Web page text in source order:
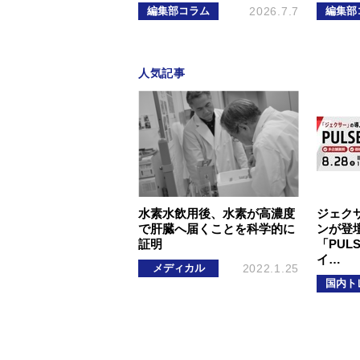
編集部コラム 2026.7.7 編集部
人気記事
水素水飲用後、水素が高濃度
で肝臓へ届くことを科学的に
証明
メディカル 2022.1.25
ジェク
ンが登
「
イ…
国内ト